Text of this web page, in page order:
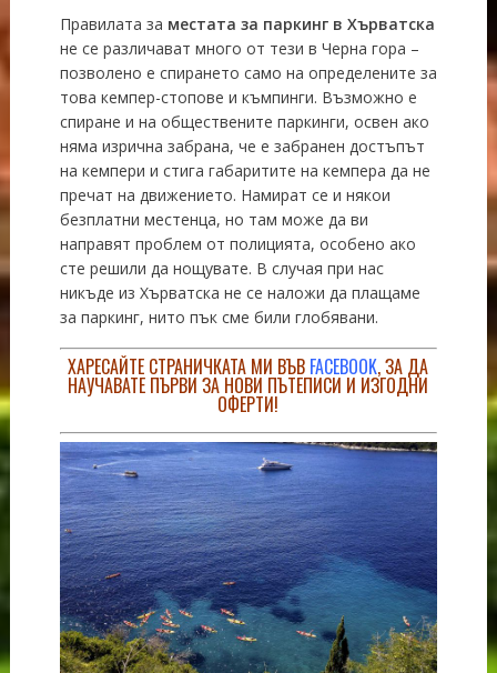
Правилата за местата за паркинг в Хърватска
не се различават много от тези в Черна гора –
позволено е спирането само на определените за
това кемпер-стопове и къмпинги. Възможно е
спиране и на обществените паркинги, освен ако
няма изрична забрана, че е забранен достъпът
на кемпери и стига габаритите на кемпера да не
пречат на движението. Намират се и някои
безплатни местенца, но там може да ви
направят проблем от полицията, особено ако
сте решили да нощувате. В случая при нас
никъде из Хърватска не се наложи да плащаме
за паркинг, нито пък сме били глобявани.
ХАРЕСАЙТЕ СТРАНИЧКАТА МИ ВЪВ FACEBOOK, ЗА ДА
НАУЧАВАТЕ ПЪРВИ ЗА НОВИ ПЪТЕПИСИ И ИЗГОДНИ
ОФЕРТИ!